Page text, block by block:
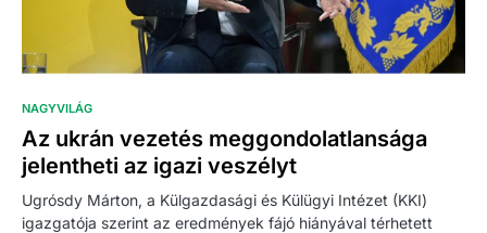
NAGYVILÁG
Az ukrán vezetés meggondolatlansága
jelentheti az igazi veszélyt
Ugrósdy Márton, a Külgazdasági és Külügyi Intézet (KKI)
igazgatója szerint az eredmények fájó hiányával térhetett